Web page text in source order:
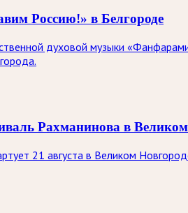
Россию!» в Белгороде
духовой музыки
Рахманинова в
21 августа в Великом